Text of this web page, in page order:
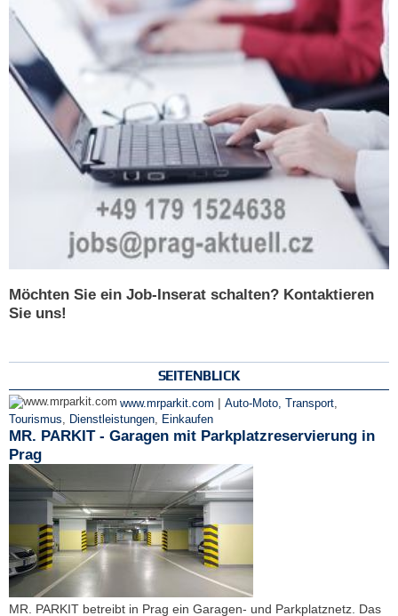
Möchten Sie ein Job-Inserat schalten? Kontaktieren
Sie uns!
SEITENBLICK
www.mrparkit.com | Auto-Moto, Transport,
Tourismus, Dienstleistungen, Einkaufen
MR. PARKIT - Garagen mit Parkplatzreservierung in
Prag
MR. PARKIT betreibt in Prag ein Garagen- und Parkplatznetz. Das